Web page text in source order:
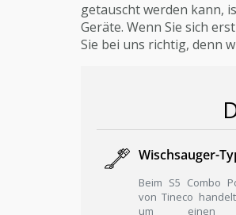
getauscht werden kann,
Geräte. Wenn Sie sich
Sie bei uns richtig, denn
Wischsauger-
Beim S5 Combo
von Tineco
um einen